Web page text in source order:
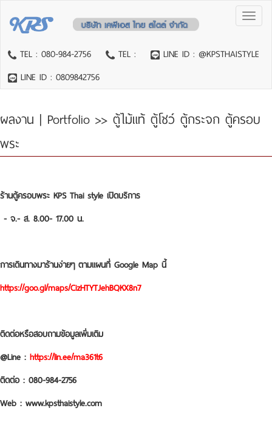
Toggle
TEL : 080-984-2756
TEL :
LINE ID : @KPSTHAISTYLE
LINE ID : 0809842756
ผลงาน | Portfolio >> ตู้ไม้แท้ ตู้โชว์ ตู้กระจก ตู้ครอบ
พระ
ร้านตู้ครอบพระ KPS Thai style เปิดบริการ
- จ.- ส. 8.00- 17.00 น.
การเดินทางมาร้านง่ายๆ ตามแผนที่ Google Map นี้
https://goo.gl/maps/CizHTYTJehBQKX8n7
ติดต่อหรือสอบถามข้อมูลเพิ่มเติม
@Line : https://lin.ee/ma361t6
ติดต่อ : 080-984-2756
Web : www.kpsthaistyle.com